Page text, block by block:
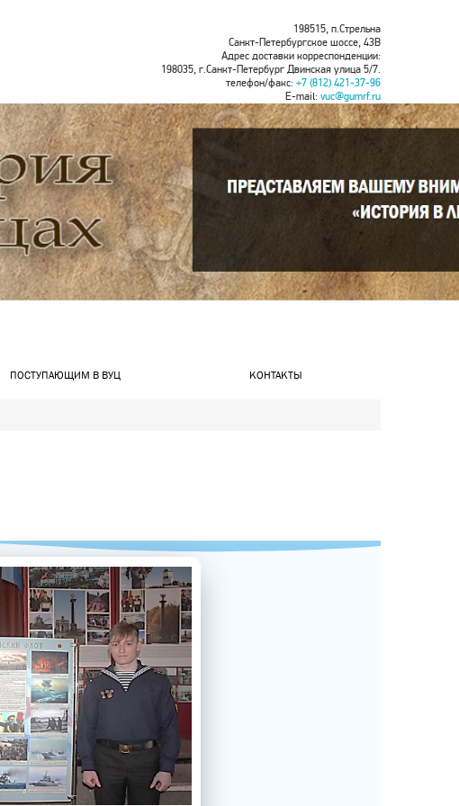
198515, п.Стрельна
Санкт-Петербургское шоссе, 43В
Адрес доставки корреспонденции:
198035, г.Санкт-Петербург Двинская улица 5/7.
телефон/факс: +7 (812) 421-37-96
E-mail: vuc@gumrf.ru
ПОСТУПАЮЩИМ В ВУЦ КОНТАКТЫ